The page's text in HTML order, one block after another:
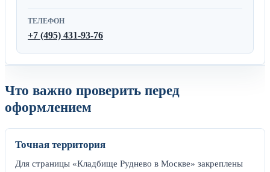
ТЕЛЕФОН
+7 (495) 431-93-76
Что важно проверить перед
оформлением
Точная территория
Для страницы «Кладбище Руднево в Москве» закреплены